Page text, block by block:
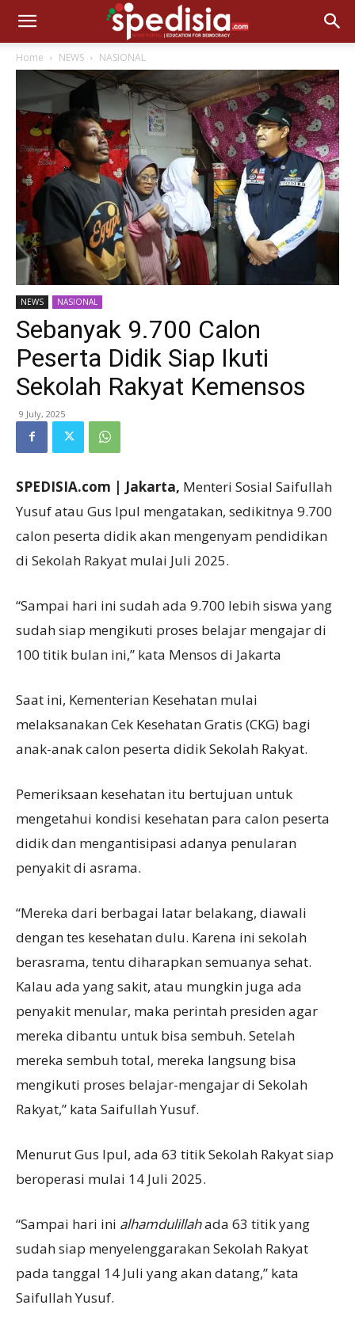
Home NEWS NASIONAL
NEWS NASIONAL
Sebanyak 9.700 Calon
Peserta Didik Siap Ikuti
Sekolah Rakyat Kemensos
9 July, 2025
SPEDISIA.com | Jakarta, Menteri Sosial Saifullah
Yusuf atau Gus Ipul mengatakan, sedikitnya 9.700
calon peserta didik akan mengenyam pendidikan
di Sekolah Rakyat mulai Juli 2025.
“Sampai hari ini sudah ada 9.700 lebih siswa yang
sudah siap mengikuti proses belajar mengajar di
100 titik bulan ini,” kata Mensos di Jakarta
Saat ini, Kementerian Kesehatan mulai
melaksanakan Cek Kesehatan Gratis (CKG) bagi
anak-anak calon peserta didik Sekolah Rakyat.
Pemeriksaan kesehatan itu bertujuan untuk
mengetahui kondisi kesehatan para calon peserta
didik dan mengantisipasi adanya penularan
penyakit di asrama.
“Mereka dari berbagai latar belakang, diawali
dengan tes kesehatan dulu. Karena ini sekolah
berasrama, tentu diharapkan semuanya sehat.
Kalau ada yang sakit, atau mungkin juga ada
penyakit menular, maka perintah presiden agar
mereka dibantu untuk bisa sembuh. Setelah
mereka sembuh total, mereka langsung bisa
mengikuti proses belajar-mengajar di Sekolah
Rakyat,” kata Saifullah Yusuf.
Menurut Gus Ipul, ada 63 titik Sekolah Rakyat siap
beroperasi mulai 14 Juli 2025.
“Sampai hari ini alhamdulillahada 63 titik yang
sudah siap menyelenggarakan Sekolah Rakyat
pada tanggal 14 Juli yang akan datang,” kata
Saifullah Yusuf.